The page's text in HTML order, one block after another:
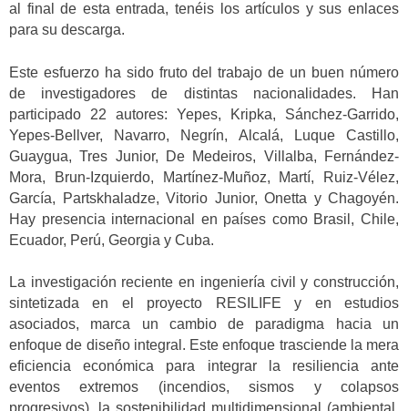
al final de esta entrada, tenéis los artículos y sus enlaces
para su descarga.
Este esfuerzo ha sido fruto del trabajo de un buen número
de investigadores de distintas nacionalidades. Han
participado 22 autores: Yepes, Kripka, Sánchez-Garrido,
Yepes-Bellver, Navarro, Negrín, Alcalá, Luque Castillo,
Guaygua, Tres Junior, De Medeiros, Villalba,
Fernández-
Mora, Brun-Izquierdo, Martínez-Muñoz, Martí, Ruiz-Vélez,
García, Partskhaladze, Vitorio Junior, Onetta y Chagoyén.
Hay presencia internacional en países como Brasil, Chile,
Ecuador, Perú, Georgia y Cuba.
La investigación reciente en ingeniería civil y construcción,
sintetizada en el proyecto RESILIFE y en estudios
asociados, marca un cambio de paradigma hacia un
enfoque de diseño integral. Este enfoque trasciende la mera
eficiencia económica para integrar la resiliencia ante
eventos extremos (incendios, sismos y colapsos
progresivos), la sostenibilidad multidimensional (ambiental,